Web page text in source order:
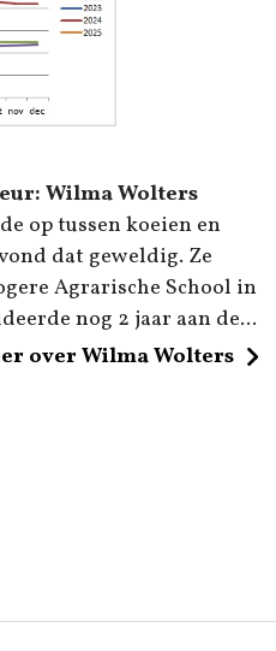
Wilma Wolters
op tussen koeien en
dat geweldig. Ze
Agrarische School in
nog 2 jaar aan de...
over Wilma Wolters